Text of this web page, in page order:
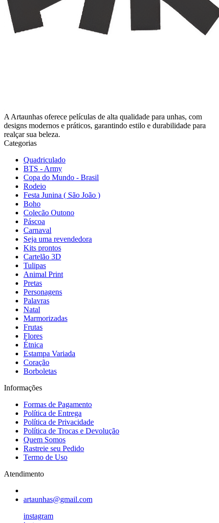
A Artaunhas oferece películas de alta qualidade para unhas, com
designs modernos e práticos, garantindo estilo e durabilidade para
realçar sua beleza.
Categorias
Quadriculado
BTS - Army
Copa do Mundo - Brasil
Rodeio
Festa Junina ( São João )
Boho
Colecão Outono
Páscoa
Carnaval
Seja uma revendedora
Kits prontos
Cartelão 3D
Tulipas
Animal Print
Pretas
Personagens
Palavras
Natal
Marmorizadas
Frutas
Flores
Étnica
Estampa Variada
Coração
Borboletas
Informações
Formas de Pagamento
Política de Entrega
Política de Privacidade
Política de Trocas e Devolução
Quem Somos
Rastreie seu Pedido
Termo de Uso
Atendimento
artaunhas@gmail.com
instagram